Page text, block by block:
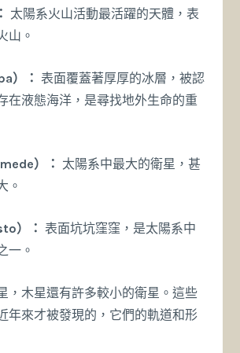
太陽系火山活動最活躍的天體，表
山。
）： 表面覆蓋著厚厚的冰層，被認
在液態海洋，是尋找地外生命的重
）： 太陽系中最大的衛星，甚
。
）： 表面坑坑窪窪，是太陽系中
一。
，木星還有許多較小的衛星。這些
年來才被發現的，它們的軌道和形